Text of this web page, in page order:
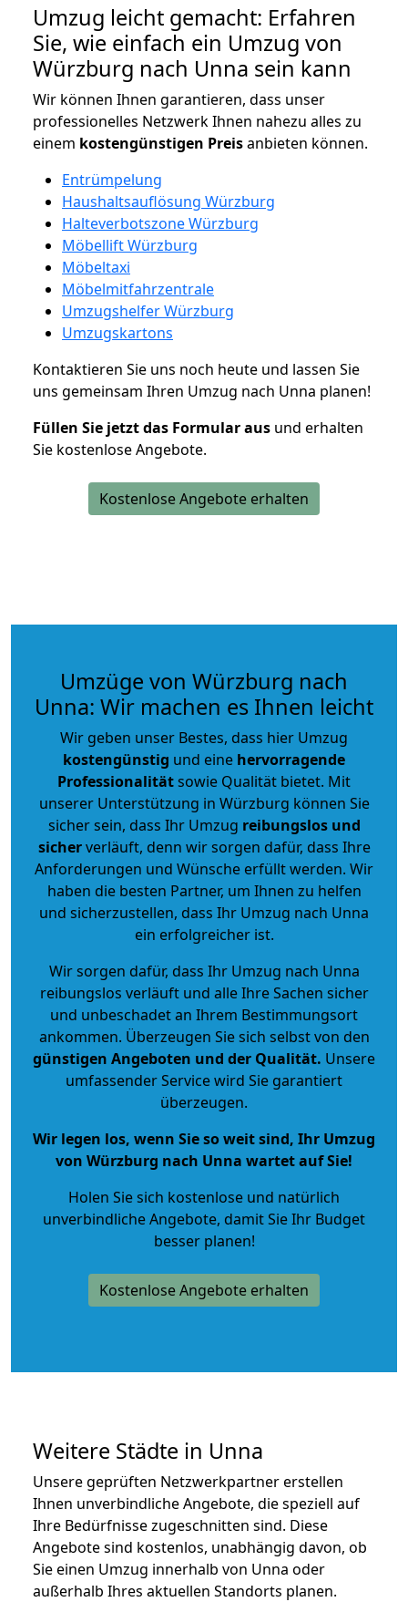
Umzug leicht gemacht: Erfahren
Sie, wie einfach ein Umzug von
Würzburg nach Unna sein kann
Wir können Ihnen garantieren, dass unser
professionelles Netzwerk Ihnen nahezu alles zu
einem kostengünstigen Preisanbieten können.
Entrümpelung
Haushaltsauflösung Würzburg
Halteverbotszone Würzburg
Möbellift Würzburg
Möbeltaxi
Möbelmitfahrzentrale
Umzugshelfer Würzburg
Umzugskartons
Kontaktieren Sie uns noch heute und lassen Sie
uns gemeinsam Ihren Umzug nach Unna planen!
Füllen Sie jetzt das Formular aus und erhalten
Sie kostenlose Angebote.
Kostenlose Angebote erhalten
Umzüge von Würzburg nach
Unna: Wir machen es Ihnen leicht
Wir geben unser Bestes, dass hier Umzug
kostengünstig und eine hervorragende
Professionalitätsowie Qualität bietet. Mit
unserer Unterstützung in Würzburg können Sie
sicher sein, dass Ihr Umzug reibungslos und
sicherverläuft, denn wir sorgen dafür, dass Ihre
Anforderungen und Wünsche erfüllt werden. Wir
haben die besten Partner, um Ihnen zu helfen
und sicherzustellen, dass Ihr Umzug nach Unna
ein erfolgreicher ist.
Wir sorgen dafür, dass Ihr Umzug nach Unna
reibungslos verläuft und alle Ihre Sachen sicher
und unbeschadet an Ihrem Bestimmungsort
ankommen. Überzeugen Sie sich selbst von den
günstigen Angeboten und der Qualität. Unsere
umfassender Service wird Sie garantiert
überzeugen.
Wir legen los, wenn Sie so weit sind, Ihr Umzug
von Würzburg nach Unna wartet auf Sie!
Holen Sie sich kostenlose und natürlich
unverbindliche Angebote, damit Sie Ihr Budget
besser planen!
Kostenlose Angebote erhalten
Weitere Städte in Unna
Unsere geprüften Netzwerkpartner erstellen
Ihnen unverbindliche Angebote, die speziell auf
Ihre Bedürfnisse zugeschnitten sind. Diese
Angebote sind kostenlos, unabhängig davon, ob
Sie einen Umzug innerhalb von Unna oder
außerhalb Ihres aktuellen Standorts planen.